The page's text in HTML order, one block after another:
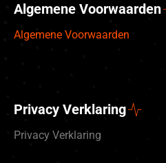
Algemene Voorwaarden
Algemene Voorwaarden
Privacy Verklaring
Privacy Verklaring